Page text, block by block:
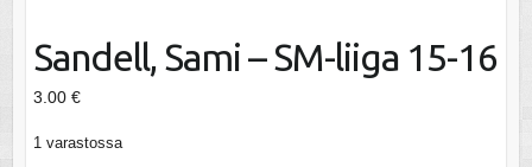
Sandell, Sami – SM-liiga 15-16
3.00 €
1 varastossa